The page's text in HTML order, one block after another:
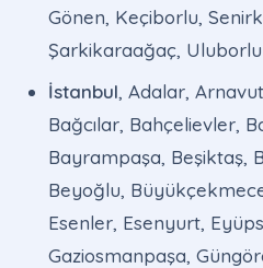
Gönen, Keçiborlu,
Şarkikaraağaç, Uluborlu
İstanbul, Adalar,
Bağcılar, Bahçelievler,
Bayrampaşa, Beşiktaş,
Beyoğlu,
Esenler, Esenyurt,
Gaziosmanpaşa,